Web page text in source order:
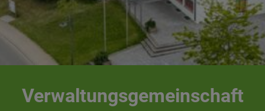
Verwaltungsgemeinschaft